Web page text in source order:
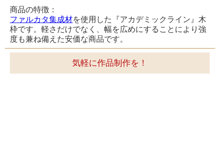
商品の特徴：
ファルカタ集成材を使用した『アカデミックライン』木
枠です。軽さだけでなく、幅を広めにすることにより強
度も兼ね備えた安価な商品です。
気軽に作品制作を！